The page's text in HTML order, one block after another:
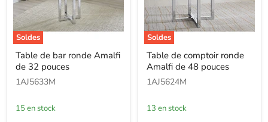
Soldes
Table
de
bar
ronde
Amalfi
32
pouces
Table de bar ronde Amalfi
de 32 pouces
1AJ5633M
15 en stock
Soldes
Table
de
comptoir
ronde
Amalfi
48
pouces
Table de comptoir ronde
Amalfi de 48 pouces
1AJ5624M
13 en stock